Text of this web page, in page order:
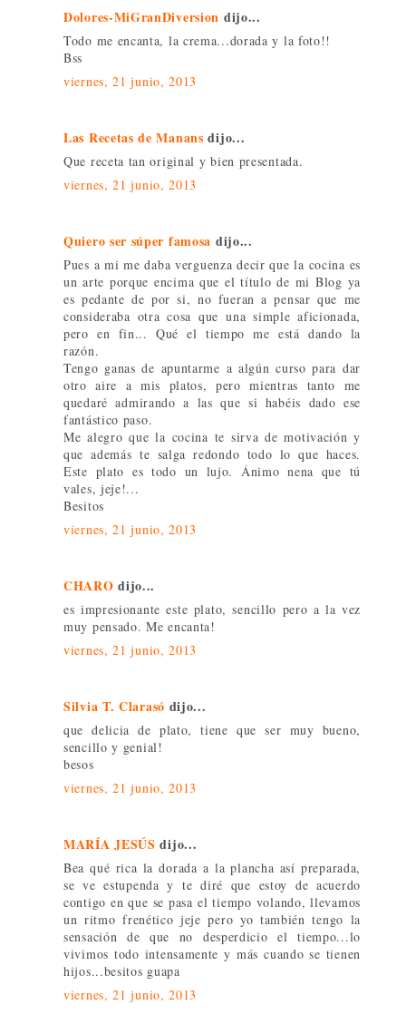
Dolores-MiGranDiversion dijo...
Todo me encanta, la crema...dorada y la foto!!
Bss
viernes, 21 junio, 2013
Las Recetas de Manans dijo...
Que receta tan original y bien presentada.
viernes, 21 junio, 2013
Quiero ser súper famosa dijo...
Pues a mi me daba verguenza decir que la cocina es
un arte porque encima que el título de mi Blog ya
es pedante de por si, no fueran a pensar que me
consideraba otra cosa que una simple aficionada,
pero en fin... Qué el tiempo me está dando la
razón.
Tengo ganas de apuntarme a algún curso para dar
otro aire a mis platos, pero mientras tanto me
quedaré admirando a las que si habéis dado ese
fantástico paso.
Me alegro que la cocina te sirva de motivación y
que además te salga redondo todo lo que haces.
Este plato es todo un lujo. Ánimo nena que tú
vales, jeje!...
Besitos
viernes, 21 junio, 2013
CHARO dijo...
es impresionante este plato, sencillo pero a la vez
muy pensado. Me encanta!
viernes, 21 junio, 2013
Silvia T. Clarasó dijo...
que delicia de plato, tiene que ser muy bueno,
sencillo y genial!
besos
viernes, 21 junio, 2013
MARÍA JESÚS dijo...
Bea qué rica la dorada a la plancha así preparada,
se ve estupenda y te diré que estoy de acuerdo
contigo en que se pasa el tiempo volando, llevamos
un ritmo frenético jeje pero yo también tengo la
sensación de que no desperdicio el tiempo...lo
vivimos todo intensamente y más cuando se tienen
hijos...besitos guapa
viernes, 21 junio, 2013